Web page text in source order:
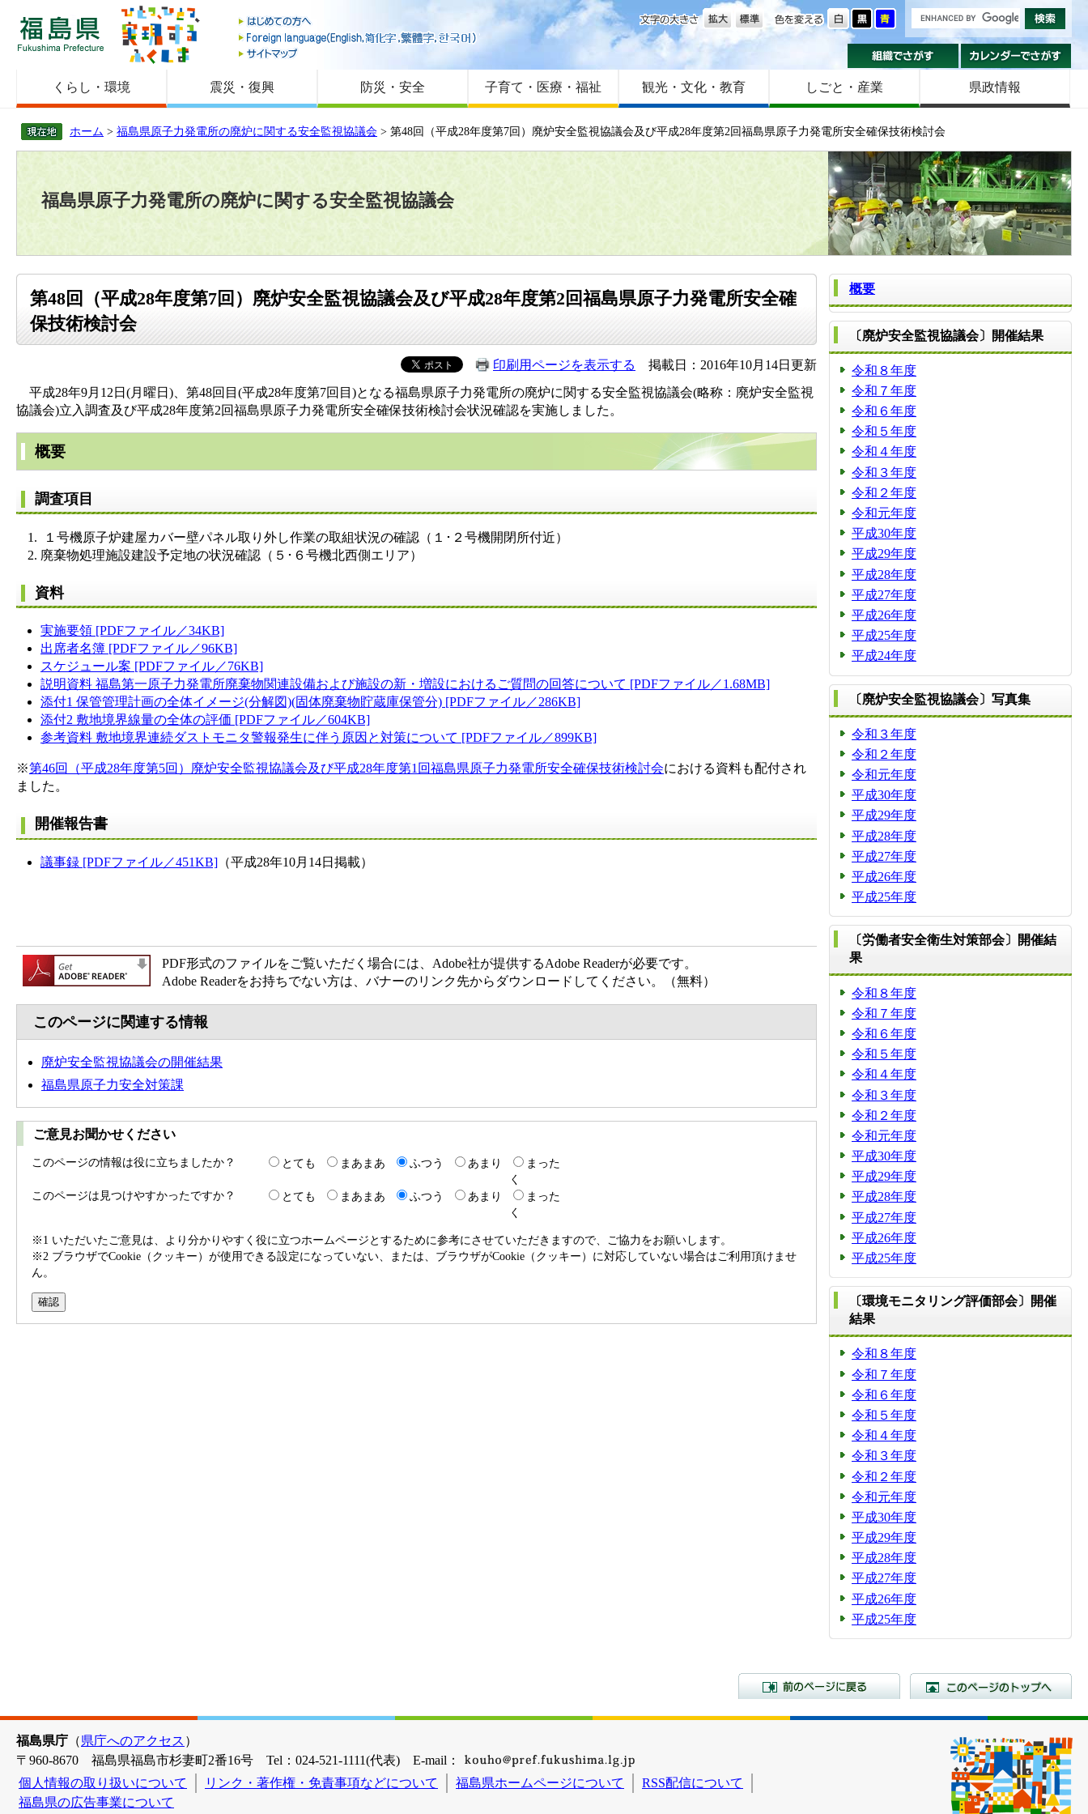
福島県
はじめての方へ
Foreign language
サイトマップ
色を変える
文字の大きさ
組織でさがす
くらし・環境 震災・復興 防災・安全 子育て・医療・福祉 観光・文化・教育 しごと・産業 県政情報
ホーム > 福島県原子力発電所の廃炉に関する安全監視協議会 > 第48回（平成28年度第7回）廃炉安全監視協議会及び平成28年度第2回福島県原子力発電所安全確保技術検討会
福島県原子力発電所の廃炉に関する安全監視協議会
第48回（平成28年度第7回）廃炉安全監視協議会及び平成28年度第2回福島県原子力発電所安全確
保技術検討会
印刷用ページを表示する
掲載日：2016年10月14日更新
平成28年9月12日(月曜日)、第48回目(平成28年度第7回目)となる福島県原子力発電所の廃炉に関する安全監視協議会(略称：廃炉安全監視
協議会)立入調査及び平成28年度第2回福島県原子力発電所安全確保技術検討会状況確認を実施しました。
概要
調査項目
１号機原子炉建屋カバー壁パネル取り外し作業の取組状況の確認（１･２号機開閉所付近）
廃棄物処理施設建設予定地の状況確認（５･６号機北西側エリア）
資料
実施要領 [PDFファイル／34KB]
出席者名簿 [PDFファイル／96KB]
スケジュール案 [PDFファイル／76KB]
説明資料 福島第一原子力発電所廃棄物関連設備および施設の新・増設におけるご質問の回答について [PDFファイル／1.68MB]
添付1 保管管理計画の全体イメージ(分解図)(固体廃棄物貯蔵庫保管分) [PDFファイル／286KB]
添付2 敷地境界線量の全体の評価 [PDFファイル／604KB]
参考資料 敷地境界連続ダストモニタ警報発生に伴う原因と対策について [PDFファイル／899KB]
※第46回（平成28年度第5回）廃炉安全監視協議会及び平成28年度第1回福島県原子力発電所安全確保技術検討会における資料も配付され
ました。
開催報告書
議事録 [PDFファイル／451KB] （平成28年10月14日掲載）
PDF形式のファイルをご覧いただく場合には、Adobe社が提供するAdobe Readerが必要です。
Adobe Readerをお持ちでない方は、バナーのリンク先からダウンロードしてください。（無料）
このページに関連する情報
廃炉安全監視協議会の開催結果
福島県原子力安全対策課
ご意見お聞かせください
このページの情報は役に立ちましたか？ とても まあまあ ふつう あまり
まった
く
このページは見つけやすかったですか？
とても まあまあ ふつう あまり
まった
く
※1 いただいたご意見は、より分かりやすく役に立つホームページとするために参考にさせていただきますので、ご協力をお願いします。
※2 ブラウザでCookie（クッキー）が使用できる設定になっていない、または、ブラウザがCookie（クッキー）に対応していない場合はご利用頂けませ
ん。
概要
〔廃炉安全監視協議会〕開催結果
令和８年度
令和７年度
令和６年度
令和５年度
令和４年度
令和３年度
令和２年度
令和元年度
平成30年度
平成29年度
平成28年度
平成27年度
平成26年度
平成25年度
平成24年度
〔廃炉安全監視協議会〕写真集
令和３年度
令和２年度
令和元年度
平成30年度
平成29年度
平成28年度
平成27年度
平成26年度
平成25年度
〔労働者安全衛生対策部会〕開催結
果
令和８年度
令和７年度
令和６年度
令和５年度
令和４年度
令和３年度
令和２年度
令和元年度
平成30年度
平成29年度
平成28年度
平成27年度
平成26年度
平成25年度
〔環境モニタリング評価部会〕開催
結果
令和８年度
令和７年度
令和６年度
令和５年度
令和４年度
令和３年度
令和２年度
令和元年度
平成30年度
平成29年度
平成28年度
平成27年度
平成26年度
平成25年度
前のページに戻る
福島県庁 （県庁へのアクセス ）
〒960-8670 福島県福島市杉妻町2番16号 Tel：024-521-1111(代表) E-mail：
個人情報の取り扱いについて
リンク・著作権・免責事項などについて 福島県ホームページについて
RSS配信について
福島県の広告事業について